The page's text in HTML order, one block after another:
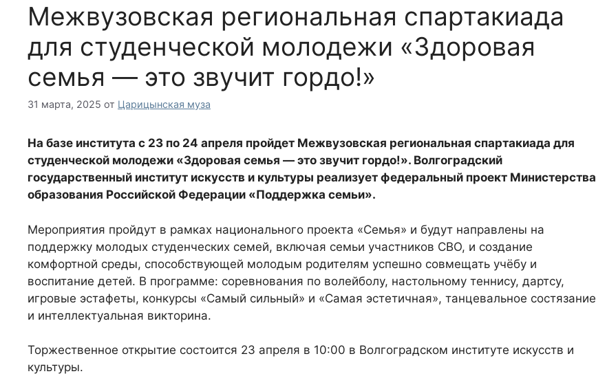
Межвузовская региональная спартакиада
для студенческой молодежи «Здоровая
семья — это звучит гордо!»
31 марта, 2025 от Царицынская муза
На базе института с 23 по 24 апреля пройдет Межвузовская региональная спартакиада для
студенческой молодежи «Здоровая семья — это звучит гордо!». Волгоградский
государственный институт искусств и культуры реализует федеральный проект Министерства
образования Российской Федерации «Поддержка семьи».
Мероприятия пройдут в рамках национального проекта «Семья» и будут направлены на
поддержку молодых студенческих семей, включая семьи участников СВО, и создание
комфортной среды, способствующей молодым родителям успешно совмещать учёбу и
воспитание детей. В программе: соревнования по волейболу, настольному теннису, дартсу,
игровые эстафеты, конкурсы «Самый сильный» и «Самая эстетичная», танцевальное состязание
и интеллектуальная викторина.
Торжественное открытие состоится 23 апреля в 10:00 в Волгоградском институте искусств и
культуры.